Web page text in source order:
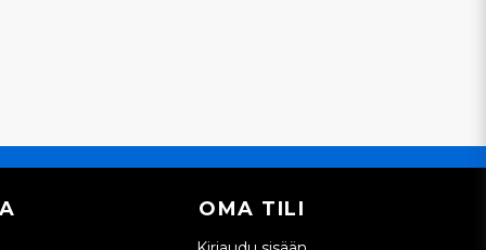
OMA TILI